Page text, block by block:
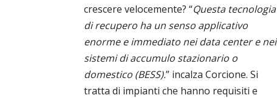
crescere velocemente? “Questa tecnologia
di recupero ha un senso applicativo
enorme e immediato nei data center e nei
sistemi di accumulo stazionario o
domestico (BESS).” incalza Corcione. Si
tratta di impianti che hanno requisiti e